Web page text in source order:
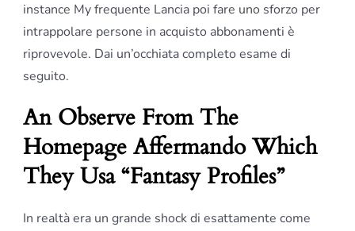
instance My frequente Lancia poi fare uno sforzo per
intrappolare persone in acquisto abbonamenti è
riprovevole. Dai un’occhiata completo esame di
seguito.
An Observe From The
Homepage Affermando Which
They Usa “Fantasy Profiles”
In realtà era un grande shock di esattamente come